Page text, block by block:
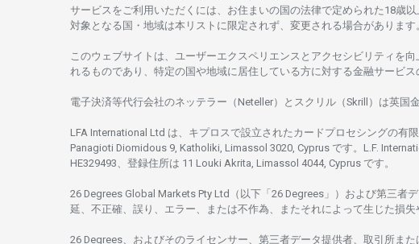
サービスを ご利用いただくには、お住まいの国の法律で定められた 18歳
対象となる国 ・ 地域は本 リストに限定さ れず、 変更さ れる場合があります
このウェブサイトは、 ユーザーエクスペリエンスと アクセシビリティを向
れるものであり、 特定の国や地域に 居住している方に対する金融サービス
電子決済等代行会社のネッテラー （Neteller）と スクリル （Skrill）は英国
LFA International Ltd は、 キプロスで設立さ れた カードプロセシングの有
Panagioti Diomidous 9, Katholiki, Limassol 3020, Cyprus です。L.F.
HE329493、 登録住所は 11 Louki Akrita, Limassol 4044, Cyprus です。
26 Degrees Global Markets Pty Ltd（以下「26 Degrees」） および第三者
延、不正確、誤り、エラー、
または不作為、 またそれに よって生じた損失
26 Degrees、 およびそのライセンサー、 第三者データ提供者、 取引所また